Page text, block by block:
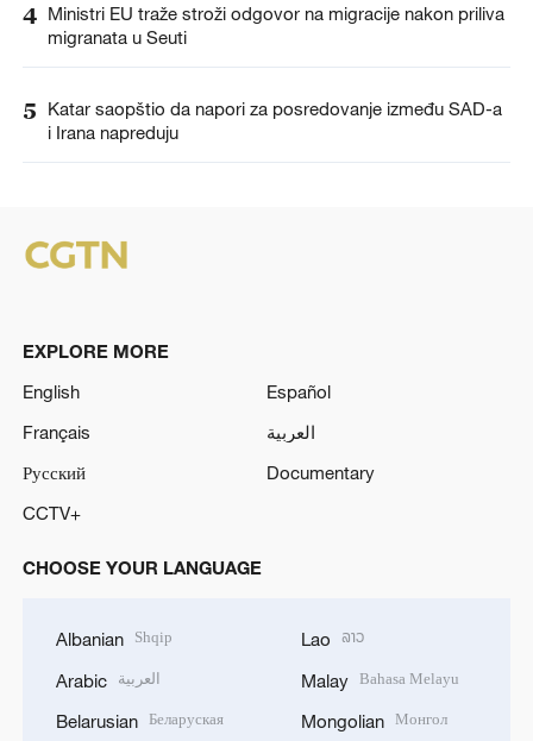
4 Ministri EU traže stroži odgovor na migracije nakon priliva
migranata u Seuti
5
Katar saopštio da napori za posredovanje između SAD-a
i Irana napreduju
EXPLORE MORE
English
Español
Français
العربية
Русский
Documentary
CCTV+
CHOOSE YOUR LANGUAGE
Albanian Shqip
Arabic العربية
Belarusian Беларуская
Lao ລາວ
Malay Bahasa Melayu
Mongolian Монгол